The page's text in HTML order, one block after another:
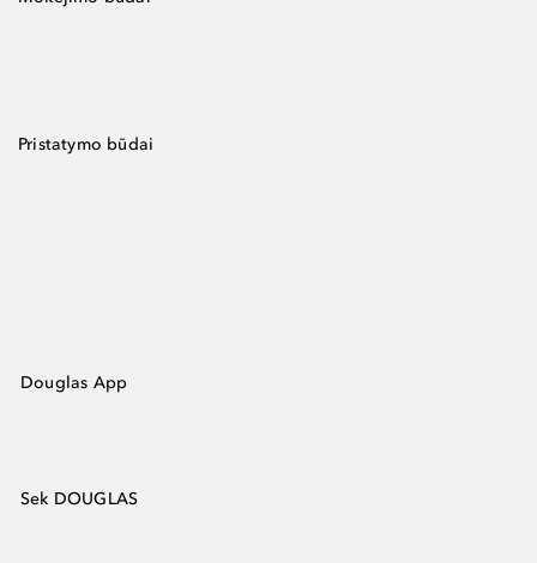
Pristatymo būdai
Douglas App
Sek DOUGLAS